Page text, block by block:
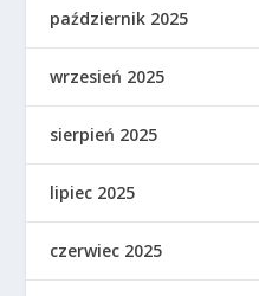
październik 2025
wrzesień 2025
sierpień 2025
lipiec 2025
czerwiec 2025